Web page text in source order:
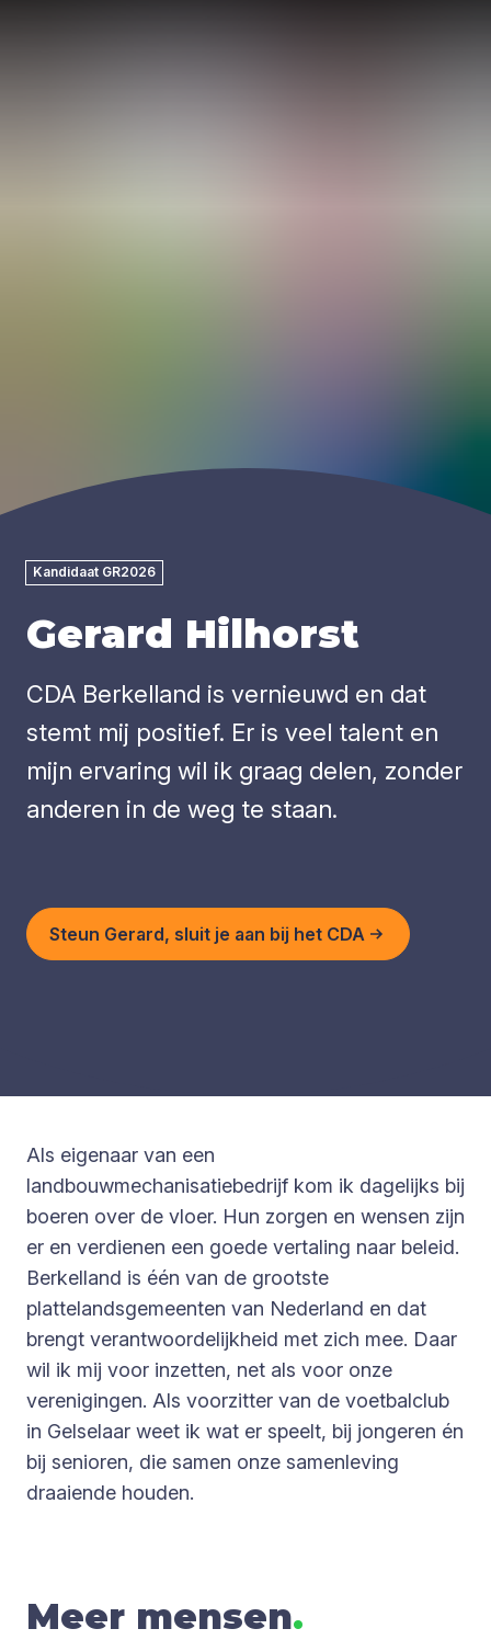
Kandidaat GR2026
Gerard Hilhorst
CDA Berkelland is vernieuwd en dat
stemt mij positief. Er is veel talent en
mijn ervaring wil ik graag delen, zonder
anderen in de weg te staan.
Steun Gerard, sluit je aan bij het CDA
Als eigenaar van een
landbouwmechanisatiebedrijf kom ik dagelijks bij
boeren over de vloer. Hun zorgen en wensen zijn
er en verdienen een goede vertaling naar beleid.
Berkelland is één van de grootste
plattelandsgemeenten van Nederland en dat
brengt verantwoordelijkheid met zich mee. Daar
wil ik mij voor inzetten, net als voor onze
verenigingen. Als voorzitter van de voetbalclub
in Gelselaar weet ik wat er speelt, bij jongeren én
bij senioren, die samen onze samenleving
draaiende houden.
Meer mensen.